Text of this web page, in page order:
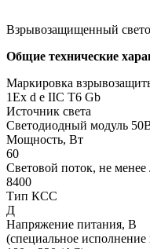
Взрывозащищенный
Общие технические
Маркировка
1Ех d е IIC T6 Gb
Источник света
Светодиодный модуль
Мощность, Вт
60
Световой поток, не
8400
Тип КСС
Д
Напряжение питания, В
(специальное исполнение